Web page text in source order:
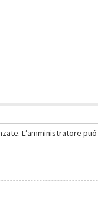
L’amministratore